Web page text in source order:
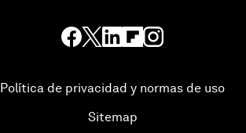
Política de privacidad y normas de uso
Sitemap